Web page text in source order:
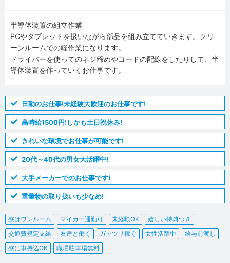
半導体装置の組立作業
PCやタブレットを扱いながら部品を組み立てていきます。クリ
ーンルームでの軽作業になります。
ドライバーを使ってのネジ締めやコードの配線をしたりして、半
導体装置を作っていくお仕事です。
日勤のお仕事!未経験大歓迎のお仕事です!
高時給1500円!しかも土日祝休み!
きれいな環境でお仕事が可能です!
20代～40代の男女大活躍中!
大手メーカーでのお仕事です!
重量物の取り扱いも少なめ!
寮はワンルーム マイカー通勤可 未経験OK
嬉しい特典つき
交通費規定支給
友達と働く ガッツリ稼ぐ 女性活躍中
給与前渡し
寮に車持込OK
職場駐車場無料